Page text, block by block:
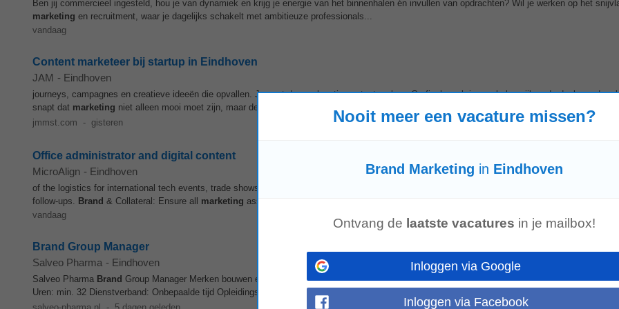
Ben jij commercieel ingesteld, hou je van dynamiek en krijg je energie van het binnenhalen én invullen van opdrachten? Wil je werken op het
marketing en recruitment, waar je dagelijks schakelt met ambitieuze professionals...
vandaag
Content marketeer bij startup in Eindhoven
JAM - Eindhoven
journeys, campagnes en creatieve ideeën die opvallen. Je gaat dan op locatie content maken. Grafisch werk is een belangrijk onderdeel van de
snapt dat marketing niet alleen mooi moet zijn, maar de echte boodschap moet overbrengen. Je werkt...
jmmst.com - gisteren
Office administrator and digital content
MicroAlign - Eindhoven
of the logistics for international tech events, trade shows, and conferences—from booth organization and
follow-ups. Brand & Collateral: Ensure all marketing assets (brochures, presentations, website...
vandaag
Brand Group Manager
Salveo Pharma - Eindhoven
Salveo Pharma Brand Group Manager Merken bouwen en bovenal plezier maken in de dingen die je doet? Dan zijn wij benieuwd naar jou! Locatie:
Uren: min. 32 Dienstverband: Onbepaalde tijd Opleidingsniveau: HBO Salveo Pharma Salveo...
Nooit meer een vacature missen?
Brand Marketing in Eindhoven
Ontvang de laatste vacatures in je mailbox!
Inloggen via Google
Inloggen via Facebook